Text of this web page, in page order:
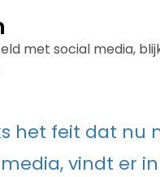
met social media,
het feit dat nu
vindt er